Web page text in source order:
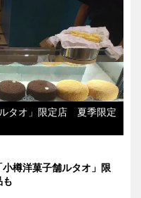
タオ」限定店 夏季限定
樽洋菓子舗ルタオ」限